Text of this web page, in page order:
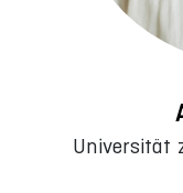
Universität